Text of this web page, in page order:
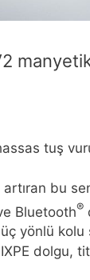
tuş
bu
Bluetooth®
yönlü
dolgu,